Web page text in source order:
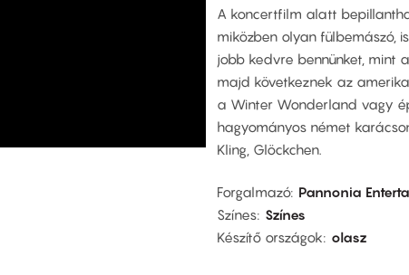
A koncertfilm alatt
miközben olyan fülbemászó,
jobb kedvre bennünket, mint
majd következnek az
a Winter Wonderland vagy
hagyományos német
Kling, Glöckchen.
Forgalmazó Pannonia
Színes Színes
Készítő országok
olasz